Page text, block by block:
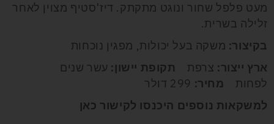
מעט פלפל שחור ונוגט מתקתק. דיז'סטיף מצוין לאחר
זלילה בשרית.
בקיצור: משקה בעל יכולות, מפגין נוכחות
ארץ ייצור: צרפת תקופת יישון: עשר שנים
לפחות
מחיר:
למשקאות נוספים היכנסו לקישור כאן